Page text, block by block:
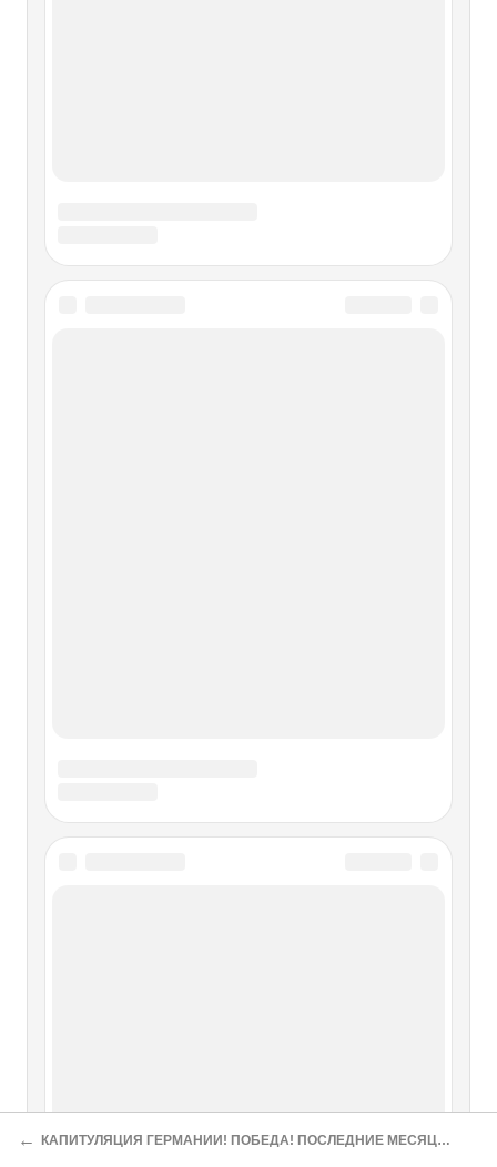
← КАПИТУЛЯЦИЯ ГЕРМАНИИ! ПОБЕДА! ПОСЛЕДНИЕ МЕСЯЦЫ СЛУЖБЫ В СОВЕТСКОЙ АРМИИ